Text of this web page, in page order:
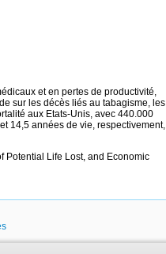
et en pertes de productivité,
sur les décès liés au tabagisme, les
aux Etats-Unis, avec 440.000
14,5 années de vie, respectivement,
Potential Life Lost, and Economic